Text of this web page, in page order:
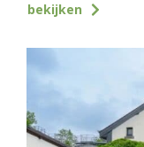
bekijken